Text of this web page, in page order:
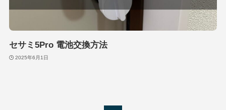
セサミ5Pro 電池交換方法
2025年6月1日